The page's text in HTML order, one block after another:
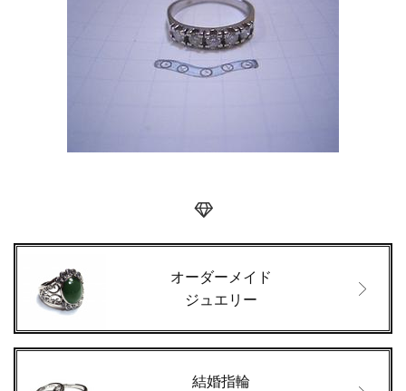
オーダーメイド
ジュエリー
結婚指輪